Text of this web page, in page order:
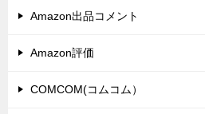
Amazon出品コメント
Amazon評価
COMCOM(コムコム）